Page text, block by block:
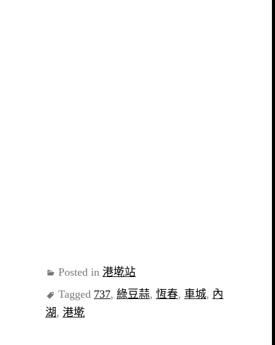
Posted in 港墘站
Tagged 737, 綠豆蒜, 恆春, 車城, 內
湖, 港墘